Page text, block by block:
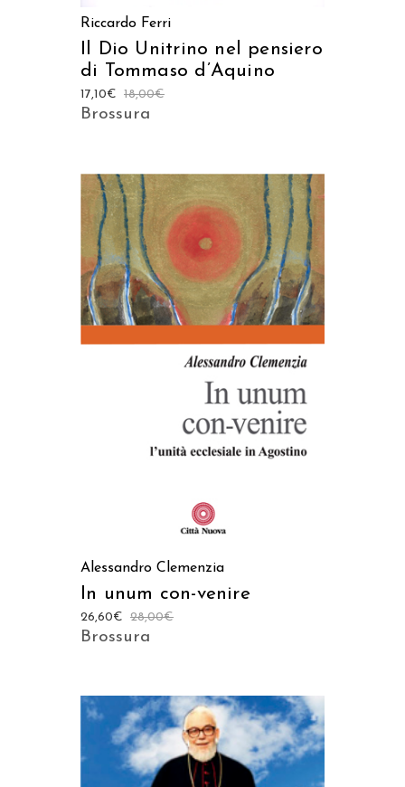
Riccardo Ferri
Il Dio Unitrino nel pensiero
di Tommaso d’Aquino
18,00€
17,10€
Brossura
AGGIUNGI AL CARRELLO
Alessandro Clemenzia
In unum con-venire
28,00€
26,60€
Brossura